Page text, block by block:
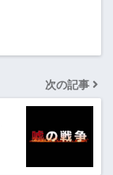
次の記事